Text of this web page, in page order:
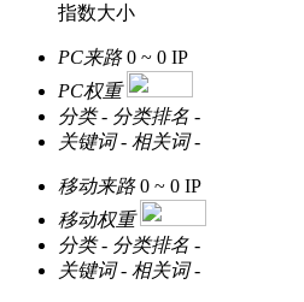
指数大小
PC来路 0 ~ 0 IP
PC权重
分类 - 分类排名 -
关键词 - 相关词 -
移动来路 0 ~ 0 IP
移动权重
分类 - 分类排名 -
关键词 - 相关词 -